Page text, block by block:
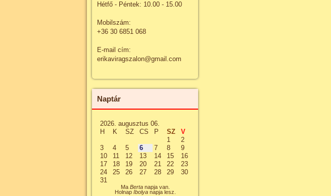
Hétfő - Péntek: 10.00 - 15.00
Mobilszám:
+36 30 6851 068
E-mail cím:
erikaviragszalon@gmail.com
Naptár
2026. augusztus 06.
H
K SZ CS P SZ
V
1
2
3
4 5 6 7 8
9
10
11 12 13 14 15
16
17
18 19 20 21 22
23
24
25 26 27 28 29
30
31
Ma Bertanapja van.
Holnap Ibolyanapja lesz.